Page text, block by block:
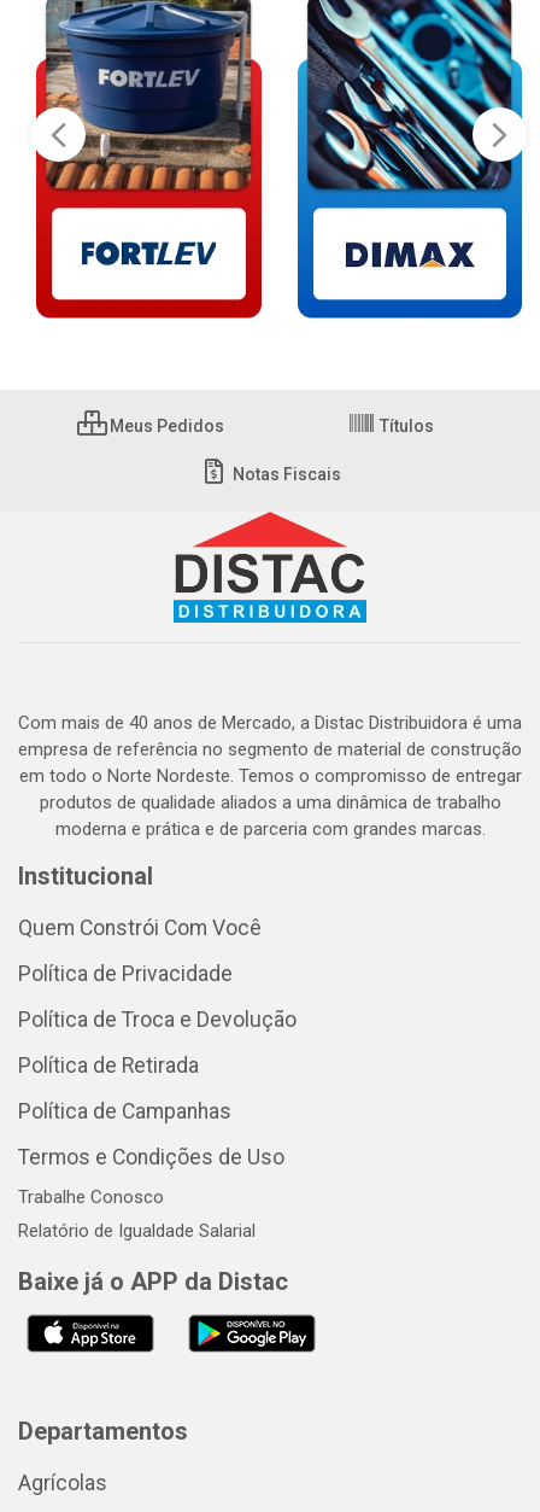
Meus Pedidos Títulos
Notas Fiscais
Com mais de 40 anos de Mercado, a Distac Distribuidora é uma
empresa de referência no segmento de material de construção
em todo o Norte Nordeste. Temos o compromisso de entregar
produtos de qualidade aliados a uma dinâmica de trabalho
moderna e prática e de parceria com grandes marcas.
Institucional
Quem Constrói Com Você
Política de Privacidade
Política de Troca e Devolução
Política de Retirada
Política de Campanhas
Termos e Condições de Uso
Trabalhe Conosco
Relatório de Igualdade Salarial
Baixe já o APP da Distac
Departamentos
Agrícolas